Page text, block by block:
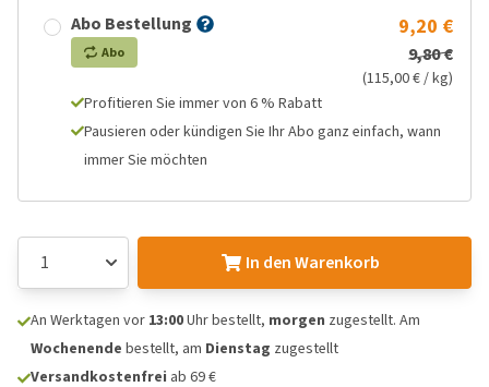
Abo Bestellung
Abo
9,20 €
9,80 €
(115,00 € / kg)
Profitieren Sie immer von 6 % Rabatt
Pausieren oder kündigen Sie Ihr Abo ganz einfach, wann
immer Sie möchten
In den Warenkorb
An Werktagen vor 13:00Uhr bestellt, morgen zugestellt. Am
Wochenende bestellt, am Dienstag zugestellt
Versandkostenfrei ab 69 €